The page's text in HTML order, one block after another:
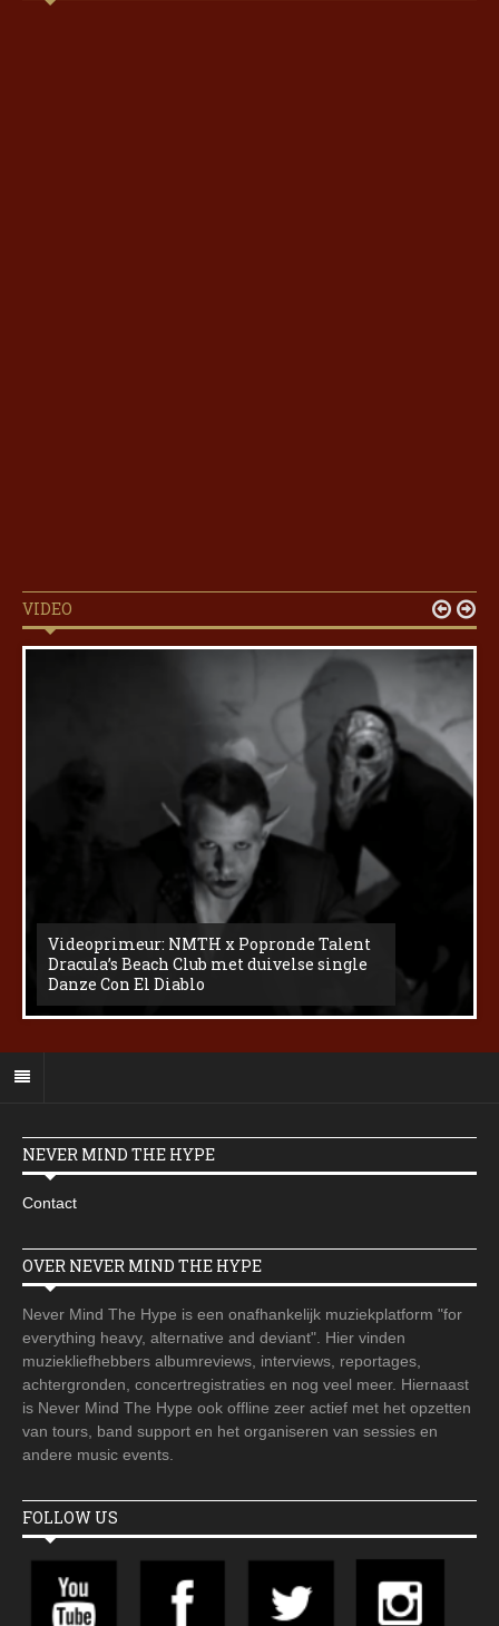
VIDEO
Videoprimeur: NMTH x Popronde Talent
Dracula’s Beach Club met duivelse single
Danze Con El Diablo
 
NEVER MIND THE HYPE
Contact
OVER NEVER MIND THE HYPE
Never Mind The Hype is een onafhankelijk muziekplatform "for
everything heavy, alternative and deviant". Hier vinden
muziekliefhebbers albumreviews, interviews, reportages,
achtergronden, concertregistraties en nog veel meer. Hiernaast
is Never Mind The Hype ook offline zeer actief met het opzetten
van tours, band support en het organiseren van sessies en
andere music events.
FOLLOW US